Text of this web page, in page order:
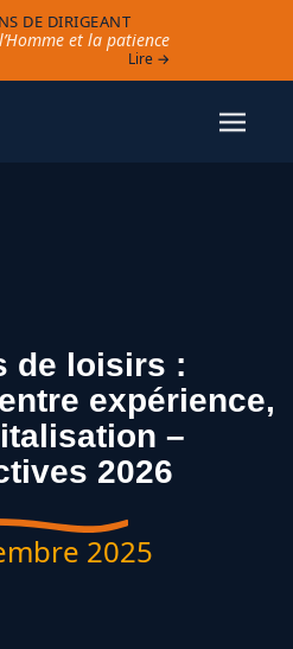
DE DIRIGEANT
et la patience
Lire →
de loisirs :
expérience,
–
2026
2025